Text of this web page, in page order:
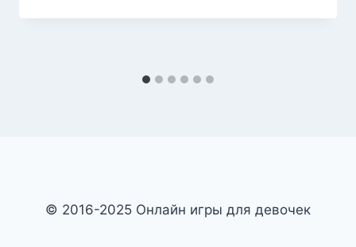
© 2016-2025 Онлайн игры для девочек